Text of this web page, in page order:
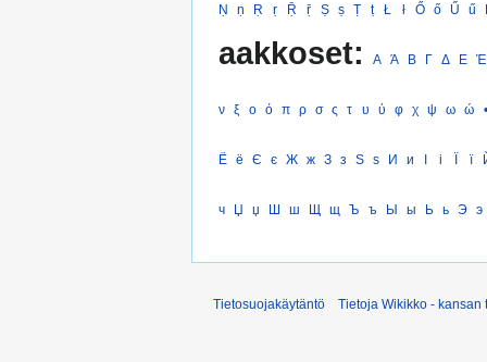
Ṇ ṇ Ṛ ṛ Ṝ ṝ Ṣ ṣ Ṭ ṭ Ł ł Ő ő Ű ű
aakkoset: Α Ά Β Γ Δ Ε Έ
ν ξ ο ό π ρ σ ς τ υ ύ φ χ ψ ω ώ •
Ё ё Є є Ж ж З з Ѕ ѕ И и І і Ї ї
ч Џ џ Ш ш Щ щ Ъ ъ Ы ы Ь ь Э э
Tietosuojakäytäntö Tietoja Wikikko - kansan